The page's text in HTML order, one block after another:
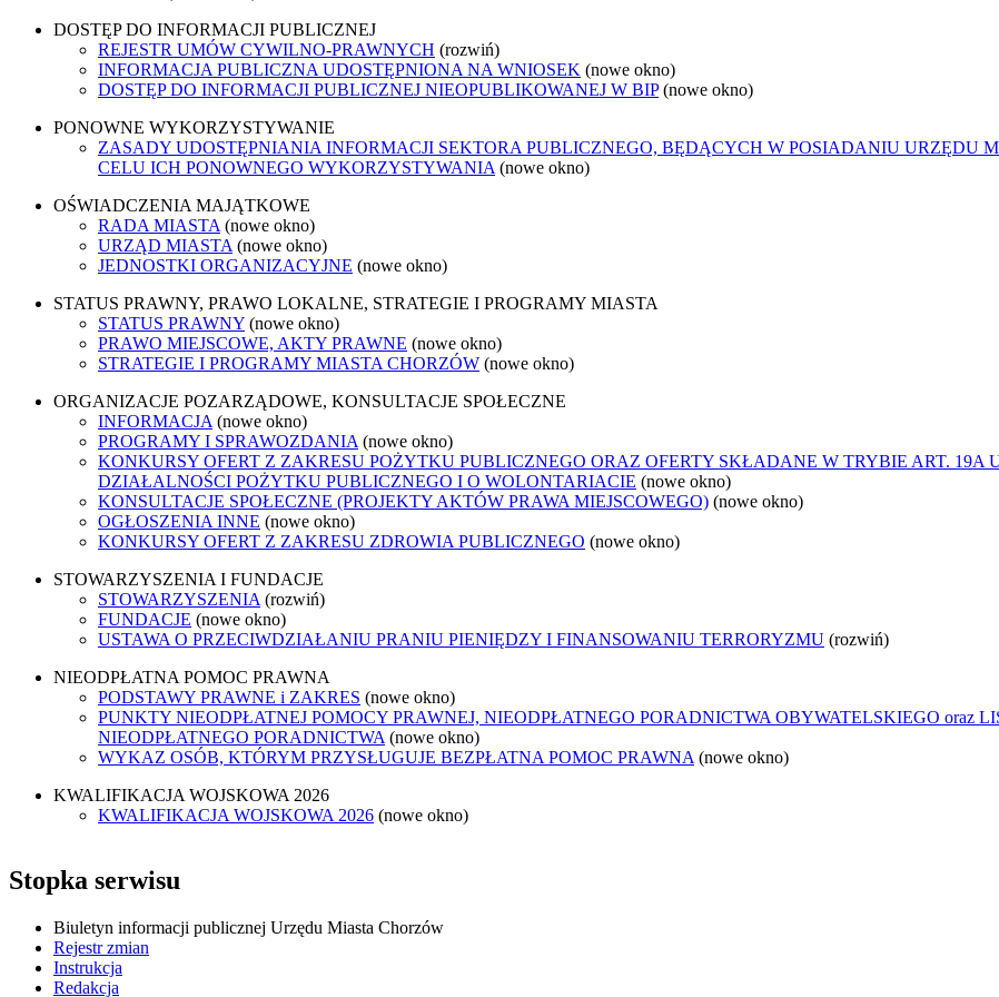
DOSTĘP DO INFORMACJI PUBLICZNEJ
REJESTR UMÓW CYWILNO-PRAWNYCH (rozwiń)
INFORMACJA PUBLICZNA UDOSTĘPNIONA NA WNIOSEK (nowe okno)
DOSTĘP DO INFORMACJI PUBLICZNEJ NIEOPUBLIKOWANEJ W BIP (nowe okno)
PONOWNE WYKORZYSTYWANIE
ZASADY UDOSTĘPNIANIA INFORMACJI SEKTORA PUBLICZNEGO, BĘDĄCYCH W POSIADANIU URZĘDU
CELU ICH PONOWNEGO WYKORZYSTYWANIA (nowe okno)
OŚWIADCZENIA MAJĄTKOWE
RADA MIASTA (nowe okno)
URZĄD MIASTA (nowe okno)
JEDNOSTKI ORGANIZACYJNE (nowe okno)
STATUS PRAWNY, PRAWO LOKALNE, STRATEGIE I PROGRAMY MIASTA
STATUS PRAWNY (nowe okno)
PRAWO MIEJSCOWE, AKTY PRAWNE (nowe okno)
STRATEGIE I PROGRAMY MIASTA CHORZÓW (nowe okno)
ORGANIZACJE POZARZĄDOWE, KONSULTACJE SPOŁECZNE
INFORMACJA (nowe okno)
PROGRAMY I SPRAWOZDANIA (nowe okno)
KONKURSY OFERT Z ZAKRESU POŻYTKU PUBLICZNEGO ORAZ OFERTY SKŁADANE W TRYBIE ART. 19A
DZIAŁALNOŚCI POŻYTKU PUBLICZNEGO I O WOLONTARIACIE (nowe okno)
KONSULTACJE SPOŁECZNE (PROJEKTY AKTÓW PRAWA MIEJSCOWEGO) (nowe okno)
OGŁOSZENIA INNE (nowe okno)
KONKURSY OFERT Z ZAKRESU ZDROWIA PUBLICZNEGO (nowe okno)
STOWARZYSZENIA I FUNDACJE
STOWARZYSZENIA (rozwiń)
FUNDACJE (nowe okno)
USTAWA O PRZECIWDZIAŁANIU PRANIU PIENIĘDZY I FINANSOWANIU TERRORYZMU (rozwiń)
NIEODPŁATNA POMOC PRAWNA
PODSTAWY PRAWNE i ZAKRES (nowe okno)
PUNKTY NIEODPŁATNEJ POMOCY PRAWNEJ, NIEODPŁATNEGO PORADNICTWA OBYWATELSKIEGO oraz
NIEODPŁATNEGO PORADNICTWA (nowe okno)
WYKAZ OSÓB, KTÓRYM PRZYSŁUGUJE BEZPŁATNA POMOC PRAWNA (nowe okno)
KWALIFIKACJA WOJSKOWA 2026
KWALIFIKACJA WOJSKOWA 2026 (nowe okno)
Stopka serwisu
Biuletyn informacji publicznej Urzędu Miasta Chorzów
Rejestr zmian
Instrukcja
Redakcja